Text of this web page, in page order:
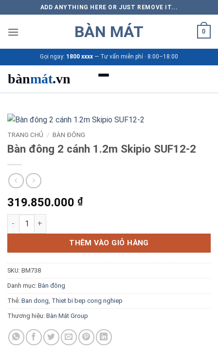
qua
nội
ADD ANYTHING HERE OR JUST REMOVE IT...
BÀN MÁT 0
Gọi ngay: 1800 xxxx — Tư vấn miễn phí · 8:00–18:00
bànmát.vn
Sản phẩm
Thương hiệu
Bảng giá 2026
Ứng dụng
Blog kiến thức
Liên hệ
TRANG CHỦ / BÀN ĐÔNG
Bàn đông 2 cánh 1.2m Skipio SUF12-2
319.850.000 ₫
Bàn đông 2 cánh 1.2m Skipio SUF12-2 số lượng
THÊM VÀO GIỎ HÀNG
SKU: BM738
Danh mục: Bàn đông
Thẻ: Ban dong Thiet bi bep cong nghiep
Thương hiệu: Bàn Mát Group